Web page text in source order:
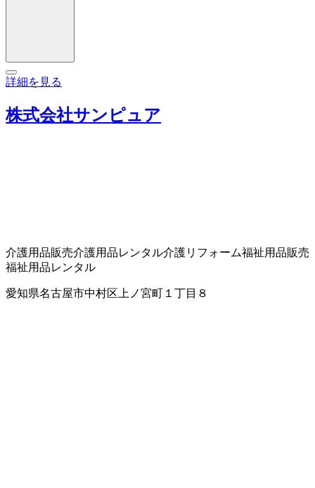
詳細を見る
株式会社サンピュア
介護用品販売介護用品レンタル介護リフォーム福祉用品販売
福祉用品レンタル
愛知県名古屋市中村区上ノ宮町１丁目８